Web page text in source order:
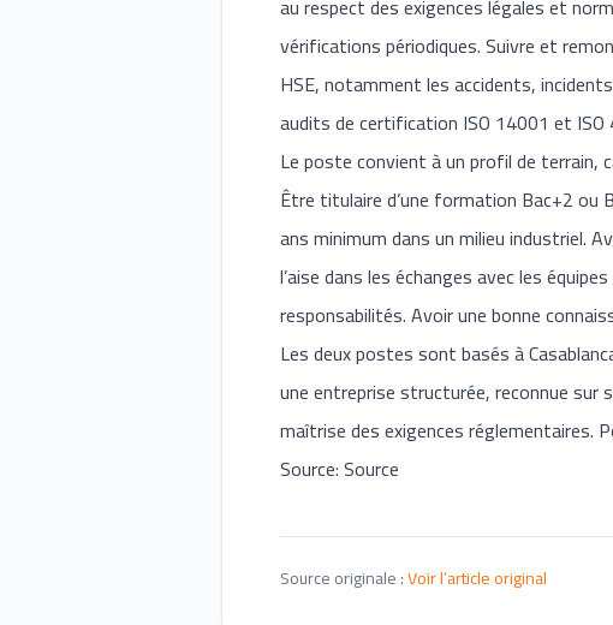
vérifications périodiques. Suivre et
HSE, notamment les accidents,
audits de certification ISO 14001 et ISO
Le poste convient à un profil de terrain,
Être titulaire d’une formation Bac+2 ou
ans minimum dans un milieu industriel.
l’aise dans les échanges avec les
responsabilités. Avoir une bonne
Les deux postes sont basés à
une entreprise structurée, reconnue sur
maîtrise des exigences réglementaires.
Source: Source
Source originale :Voir l’article original